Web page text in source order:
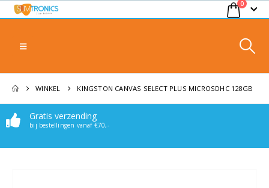
0
WINKEL KINGSTON CANVAS SELECT PLUS MICROSDHC 128GB
Gratis verzending
bij bestellingen vanaf €70,-
Makkelijk bereikbaar
Stuur een mail of whatsappje